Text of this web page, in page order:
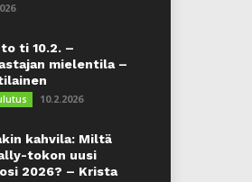
ti 10.2. –
mielentila –
10.2.2026
kahvila: Miltä
tokon uusi
2026? – Krista